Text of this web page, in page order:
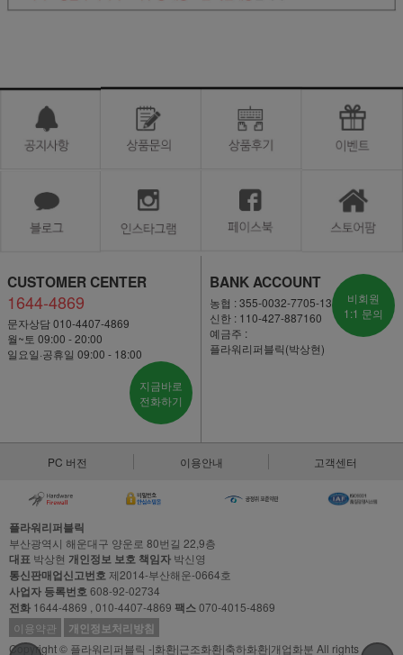
CUSTOMER CENTER
1644-4869
문자상담 010-4407-4869
월~토 09:00 - 20:00
일요일·공휴일 09:00 - 18:00
지금바로
전화하기
BANK ACCOUNT
농협 : 355-0032-7705-13
신한 : 110-427-887160
예금주 :
플라워리퍼블릭(박상현)
비회원
1:1 문의
PC 버전 이용안내 고객센터
플라워리퍼블릭
부산광역시 해운대구 양운로 80번길 22,9층
대표 박상현 개인정보 보호 책임자 박신영
통신판매업신고번호제2014-부산해운-0664호
사업자 등록번호608-92-02734
전화 1644-4869 , 010-4407-4869 팩스070-4015-4869
이용약관
개인정보처리방침
Copyright © 플라워리퍼블릭 -|화환|근조화환|축하화환|개업화분 All rights